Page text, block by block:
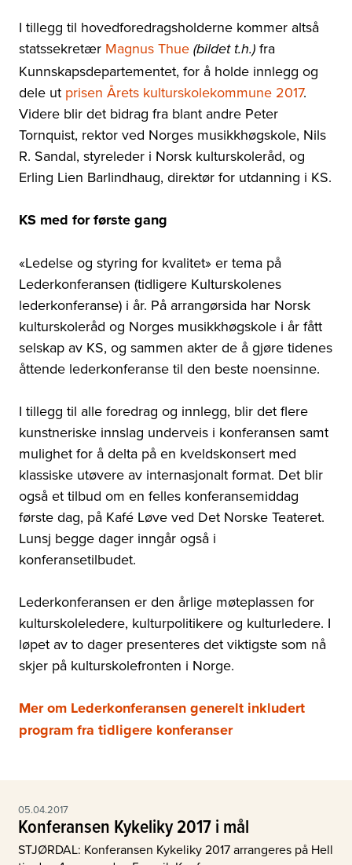
I tillegg til hovedforedragsholderne kommer altså
statssekretær Magnus Thue (bildet t.h.) fra
Kunnskapsdepartementet, for å holde innlegg og
dele ut prisen Årets kulturskolekommune 2017.
Videre blir det bidrag fra blant andre Peter
Tornquist, rektor ved Norges musikkhøgskole, Nils
R. Sandal, styreleder i Norsk kulturskoleråd, og
Erling Lien Barlindhaug, direktør for utdanning i KS.
KS med for første gang
«Ledelse og styring for kvalitet» er tema på
Lederkonferansen (tidligere Kulturskolenes
lederkonferanse) i år. På arrangørsida har Norsk
kulturskoleråd og Norges musikkhøgskole i år fått
selskap av KS, og sammen akter de å gjøre tidenes
åttende lederkonferanse til den beste noensinne.
I tillegg til alle foredrag og innlegg, blir det flere
kunstneriske innslag underveis i konferansen samt
mulighet for å delta på en kveldskonsert med
klassiske utøvere av internasjonalt format. Det blir
også et tilbud om en felles konferansemiddag
første dag, på Kafé Løve ved Det Norske Teateret.
Lunsj begge dager inngår også i
konferansetilbudet.
Lederkonferansen er den årlige møteplassen for
kulturskoleledere, kulturpolitikere og kulturledere. I
løpet av to dager presenteres det viktigste som nå
skjer på kulturskolefronten i Norge.
Mer om Lederkonferansen generelt inkludert
program fra tidligere konferanser
05.04.2017
Konferansen Kykeliky 2017 i mål
STJØRDAL: Konferansen Kykeliky 2017 arrangeres på Hell